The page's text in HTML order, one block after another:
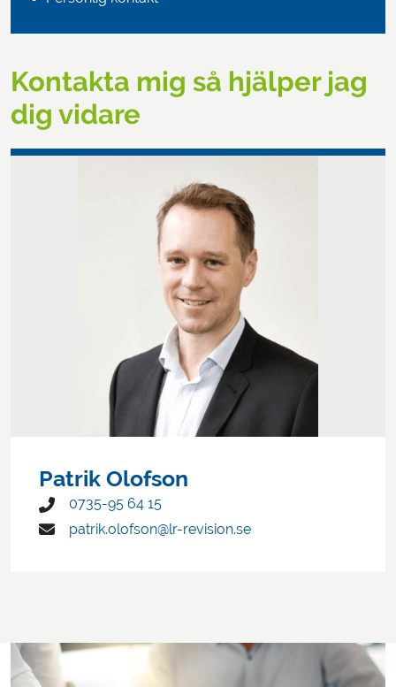
Kontakta mig så hjälper jag
dig vidare
Patrik Olofson
0735-95 64 15
patrik.olofson@lr-revision.se